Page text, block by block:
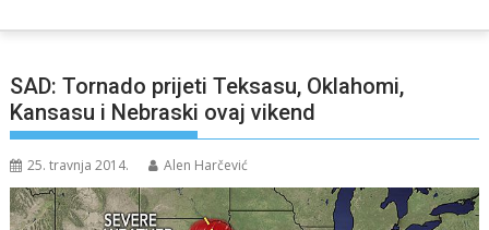
SAD: Tornado prijeti Teksasu, Oklahomi,
Kansasu i Nebraski ovaj vikend
25. travnja 2014. Alen Harčević